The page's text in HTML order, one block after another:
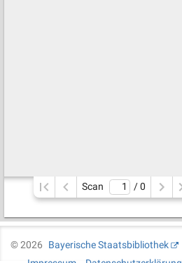
Scan / 0
©2026
Bayerische Staatsbibliothek